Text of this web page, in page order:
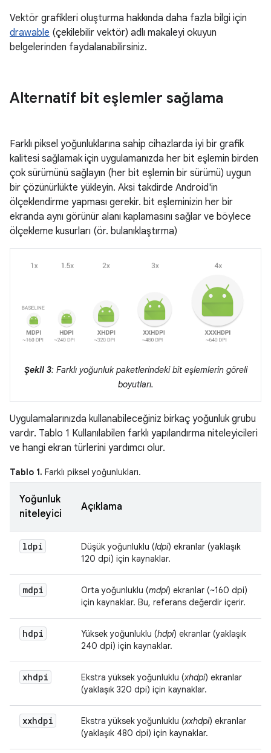
Vektör grafikleri oluşturma hakkında daha fazla bilgi için
drawable (çekilebilir vektör) adlı makaleyi okuyun
belgelerinden faydalanabilirsiniz.
Alternatif bit eşlemler sağlama
Farklı piksel yoğunluklarına sahip cihazlarda iyi bir grafik
kalitesi sağlamak için uygulamanızda her bit eşlemin birden
çok sürümünü sağlayın (her bit eşlemin bir sürümü) uygun
bir çözünürlükte yükleyin. Aksi takdirde Android'in
ölçeklendirme yapması gerekir. bit eşleminizin her bir
ekranda aynı görünür alanı kaplamasını sağlar ve böylece
ölçekleme kusurları (ör. bulanıklaştırma)
Şekil 3: Farklı yoğunluk paketlerindeki bit eşlemlerin göreli
boyutları.
Uygulamalarınızda kullanabileceğiniz birkaç yoğunluk grubu
vardır. Tablo 1 Kullanılabilen farklı yapılandırma niteleyicileri
ve hangi ekran türlerini yardımcı olur.
Tablo 1. Farklı piksel yoğunlukları.
Yoğunluk
niteleyici
Açıklama
ldpi Düşük yoğunluklu (ldpi) ekranlar (yaklaşık
120 dpi) için kaynaklar.
mdpi Orta yoğunluklu (mdpi) ekranlar (~160 dpi)
için kaynaklar. Bu, referans değerdir içerir.
hdpi Yüksek yoğunluklu (hdpi) ekranlar (yaklaşık
240 dpi) için kaynaklar.
xhdpi Ekstra yüksek yoğunluklu (xhdpi) ekranlar
(yaklaşık 320 dpi) için kaynaklar.
xxhdpi Ekstra yüksek yoğunluklu (xxhdpi) ekranlar
(yaklaşık 480 dpi) için kaynaklar.